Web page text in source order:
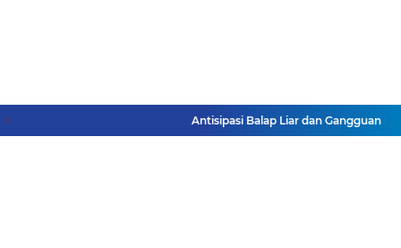
Antisipasi Balap Liar dan Gangguan